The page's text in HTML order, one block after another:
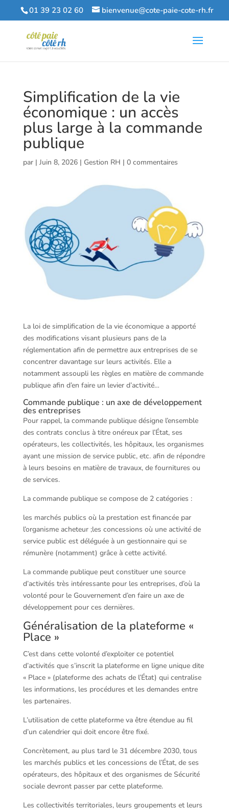
01 39 23 02 60 bienvenue@cote-paie-cote-rh.fr
Simplification de la vie
économique : un accès
plus large à la commande
publique
par | Juin 8, 2026| Gestion RH | 0 commentaires
La loi de simplification de la vie économique a apporté
des modifications visant plusieurs pans de la
réglementation afin de permettre aux entreprises de se
concentrer davantage sur leurs activités. Elle a
notamment assoupli les règles en matière de commande
publique afin d’en faire un levier d’activité…
Commande publique : un axe de développement
des entreprises
Pour rappel, la commande publique désigne l’ensemble
des contrats conclus à titre onéreux par l’État, ses
opérateurs, les collectivités, les hôpitaux, les organismes
ayant une mission de service public, etc. afin de répondre
à leurs besoins en matière de travaux, de fournitures ou
de services.
La commande publique se compose de 2 catégories :
les marchés publics où la prestation est financée par
l’organisme acheteur ;les concessions où une activité de
service public est déléguée à un gestionnaire qui se
rémunère (notamment) grâce à cette activité.
La commande publique peut constituer une source
d’activités très intéressante pour les entreprises, d’où la
volonté pour le Gouvernement d’en faire un axe de
développement pour ces dernières.
Généralisation de la plateforme «
Place »
C’est dans cette volonté d’exploiter ce potentiel
d’activités que s’inscrit la plateforme en ligne unique dite
« Place » (plateforme des achats de l’État) qui centralise
les informations, les procédures et les demandes entre
les partenaires.
L’utilisation de cette plateforme va être étendue au fil
d’un calendrier qui doit encore être fixé.
Concrètement, au plus tard le 31 décembre 2030, tous
les marchés publics et les concessions de l’État, de ses
opérateurs, des hôpitaux et des organismes de Sécurité
sociale devront passer par cette plateforme.
Les collectivités territoriales, leurs groupements et leurs